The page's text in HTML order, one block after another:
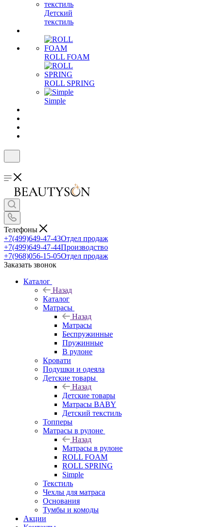
Детский
текстиль
ROLL FOAM
ROLL SPRING
Simple
Телефоны
+7(499)649-47-43Отдел продаж
+7(499)649-47-44Производство
+7(968)056-15-05Отдел продаж
Заказать звонок
Каталог
Назад
Каталог
Матрасы
Назад
Матрасы
Беспружинные
Пружинные
В рулоне
Кровати
Подушки и одеяла
Детские товары
Назад
Детские товары
Матрасы BABY
Детский текстиль
Топперы
Матрасы в рулоне
Назад
Матрасы в рулоне
ROLL FOAM
ROLL SPRING
Simple
Текстиль
Чехлы для матраса
Основания
Тумбы и комоды
Акции